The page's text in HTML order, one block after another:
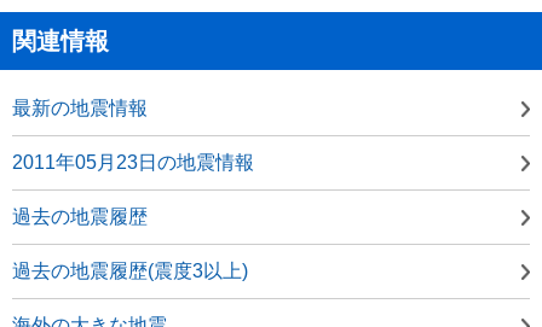
関連情報
最新の地震情報
2011年05月23日の地震情報
過去の地震履歴
過去の地震履歴(震度3以上)